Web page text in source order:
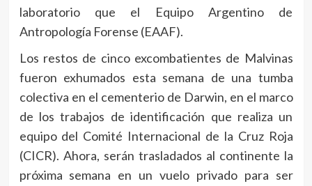
laboratorio que el Equipo Argentino de
Antropología Forense (EAAF).
Los restos de cinco excombatientes de Malvinas
fueron exhumados esta semana de una tumba
colectiva en el cementerio de Darwin, en el marco
de los trabajos de identificación que realiza un
equipo del Comité Internacional de la Cruz Roja
(CICR). Ahora, serán trasladados al continente la
próxima semana en un vuelo privado para ser